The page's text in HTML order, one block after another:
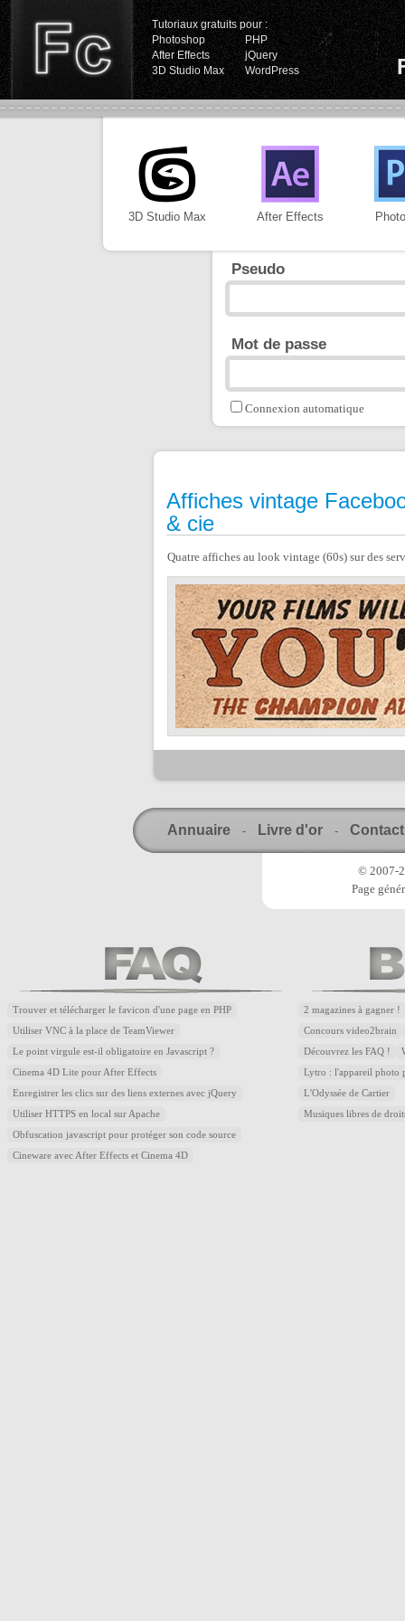
Tutoriaux gratuits pour :
Photoshop
PHP
After Effects
jQuery
3D Studio Max
WordPress
3D Studio Max After Effects
Pseudo
Mot de passe
Connexion automatique
Affiches vintage
& cie
Quatre affiches au look vintage (60s) sur des
Annuaire - Livre d'or - Contact
© 2007-
Page
Trouver et télécharger le favicon d'une page en PHP
Utiliser VNC à la place de TeamViewer
Le point virgule est-il obligatoire en Javascript ?
Cinema 4D Lite pour After Effects
Enregistrer les clics sur des liens externes avec jQuery
Utiliser HTTPS en local sur Apache
Obfuscation javascript pour protéger son code source
Cineware avec After Effects et Cinema 4D
2 magazines à gagner !
Concours video2brain
Découvrez les FAQ !
Lytro : l'appareil photo
L'Odyssée de Cartier
Musiques libres de